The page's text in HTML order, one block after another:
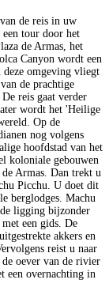
de reis in uw
tour door het
de Armas, het
Canyon wordt een
omgeving vliegt
de prachtige
reis gaat verder
wordt het 'Heilige
Op de
nog volgens
hoofdstad van het
koloniale gebouwen
de Armas. Dan trekt u
Picchu. U doet dit
berglodges. Machu
ligging bijzonder
een gids. De
akkers en
reist u naar
oever van de rivier
een overnachting in